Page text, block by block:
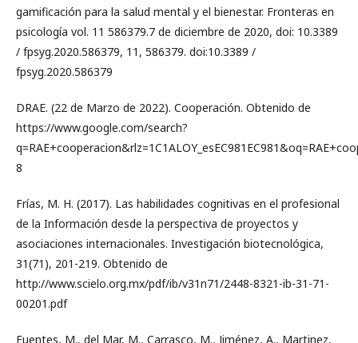
gamificación para la salud mental y el bienestar. Fronteras en
psicología vol. 11 586379.7 de diciembre de 2020, doi: 10.3389
/ fpsyg.2020.586379, 11, 586379. doi:10.3389 /
fpsyg.2020.586379
DRAE. (22 de Marzo de 2022). Cooperación. Obtenido de
https://www.google.com/search?
8
Frías, M. H. (2017). Las habilidades cognitivas en el profesional
de la Información desde la perspectiva de proyectos y
asociaciones internacionales. Investigación biotecnológica,
31(71), 201-219. Obtenido de
http://www.scielo.org.mx/pdf/ib/v31n71/2448-8321-ib-31-71-
00201.pdf
Fuentes, M., del Mar, M., Carrasco, M., Jiménez, A., Martinez,